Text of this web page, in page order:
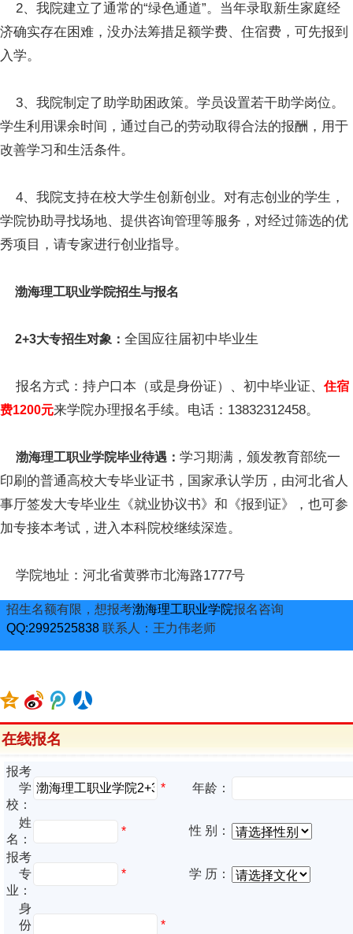
2、我院建立了通常的“绿色通道”。当年录取新生家庭经
济确实存在困难，没办法筹措足额学费、住宿费，可先报到
入学。
3、我院制定了助学助困政策。学员设置若干助学岗位。
学生利用课余时间，通过自己的劳动取得合法的报酬，用于
改善学习和生活条件。
4、我院支持在校大学生创新创业。对有志创业的学生，
学院协助寻找场地、提供咨询管理等服务，对经过筛选的优
秀项目，请专家进行创业指导。
渤海理工职业学院招生与报名
2+3大专招生对象： 全国应往届初中毕业生
报名方式：持户口本（或是身份证）、初中毕业证、 住宿
费1200元来学院办理报名手续。电话：13832312458。
渤海理工职业学院毕业待遇： 学习期满，颁发教育部统一
印刷的普通高校大专毕业证书，国家承认学历，由河北省人
事厅签发大专毕业生《就业协议书》和《报到证》，也可参
加专接本考试，进入本科院校继续深造。
学院地址：河北省黄骅市北海路1777号
招生名额有限，想报考渤海理工职业学院报名咨询
QQ:2992525838 联系人：王力伟老师
在线报名
报考
学
校：
* 年龄：
姓
名：
*
性 别：
报考
专
业：
* 学 历：
身
份
*